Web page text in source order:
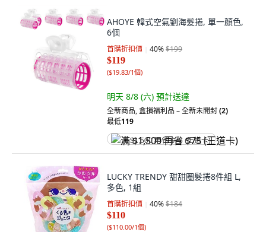
AHOYE 韓式空氣劉海髮捲, 單一顏色,
6個
首購折扣價 40%$199
$119
($19.83/1個)
明天 8/8 (六) 預計送達
全新商品,盒損福利品 – 全新未開封(2)
最低119
满 $1,500 再省 $75 (王道卡)
LUCKY TRENDY 甜甜圈髮捲8件組 L,
多色, 1組
首購折扣價 40%$184
$110
($110.00/1個)